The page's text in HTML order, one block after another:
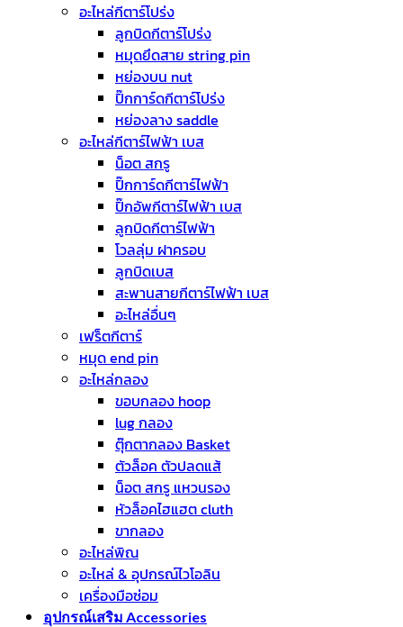
อะไหล่กีตาร์โปร่ง
ลูกบิดกีตาร์โปร่ง
หมุดยึดสาย string pin
หย่องบน nut
ปิ๊กการ์ดกีตาร์โปร่ง
หย่องลาง saddle
อะไหล่กีตาร์ไฟฟ้า เบส
น็อต สกรู
ปิ๊กการ์ดกีตาร์ไฟฟ้า
ปิ๊กอัพกีตาร์ไฟฟ้า เบส
ลูกบิดกีตาร์ไฟฟ้า
โวลลุ่ม ฝาครอบ
ลูกบิดเบส
สะพานสายกีตาร์ไฟฟ้า เบส
อะไหล่อื่นๆ
เฟร็ตกีตาร์
หมุด end pin
อะไหล่กลอง
ขอบกลอง hoop
lug กลอง
ตุ๊กตากลอง Basket
ตัวล็อค ตัวปลดแส้
น็อต สกรู แหวนรอง
หัวล็อคไฮแฮต cluth
ขากลอง
อะไหล่พิณ
อะไหล่ & อุปกรณ์ไวโอลิน
เครื่องมือซ่อม
อุปกรณ์เสริม Accessories